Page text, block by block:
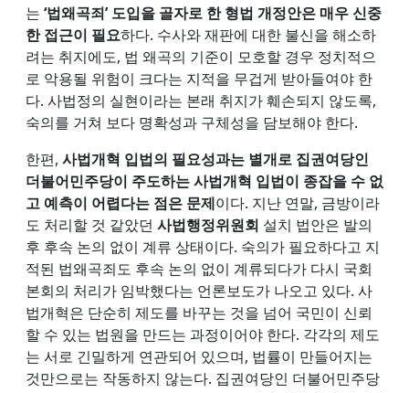
는 ‘법왜곡죄’ 도입을 골자로 한 형법 개정안은 매우 신중
한 접근이 필요하다. 수사와 재판에 대한 불신을 해소하
려는 취지에도, 법 왜곡의 기준이 모호할 경우 정치적으
로 악용될 위험이 크다는 지적을 무겁게 받아들여야 한
다. 사법정의 실현이라는 본래 취지가 훼손되지 않도록,
숙의를 거쳐 보다 명확성과 구체성을 담보해야 한다.
한편, 사법개혁 입법의 필요성과는 별개로 집권여당인
더불어민주당이 주도하는 사법개혁 입법이 종잡을 수 없
고 예측이 어렵다는 점은 문제이다. 지난 연말, 금방이라
도 처리할 것 같았던 사법행정위원회 설치 법안은 발의
후 후속 논의 없이 계류 상태이다. 숙의가 필요하다고 지
적된 법왜곡죄도 후속 논의 없이 계류되다가 다시 국회
본회의 처리가 임박했다는 언론보도가 나오고 있다. 사
법개혁은 단순히 제도를 바꾸는 것을 넘어 국민이 신뢰
할 수 있는 법원을 만드는 과정이어야 한다. 각각의 제도
는 서로 긴밀하게 연관되어 있으며, 법률이 만들어지는
것만으로는 작동하지 않는다. 집권여당인 더불어민주당